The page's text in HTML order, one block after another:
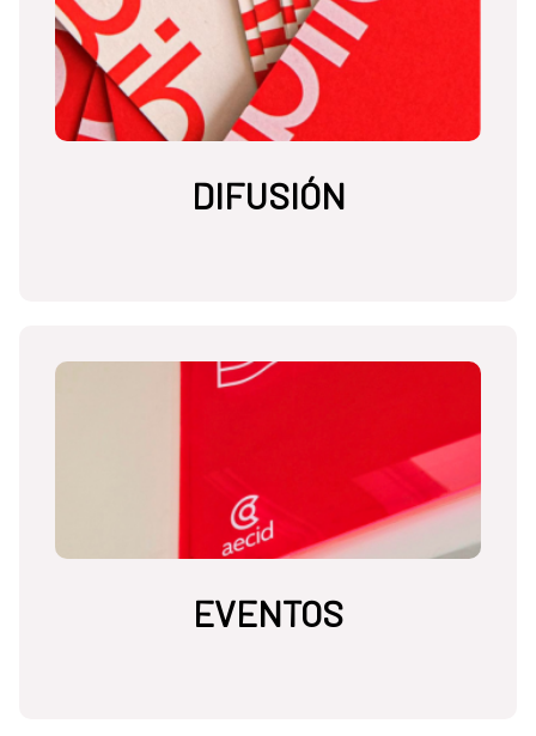
DIFUSIÓN
EVENTOS